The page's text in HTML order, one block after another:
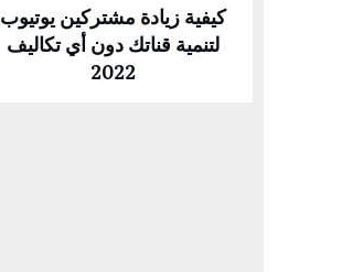
كيفية زيادة مشتركين يوتيوب
لتنمية قناتك دون أي تكاليف
2022